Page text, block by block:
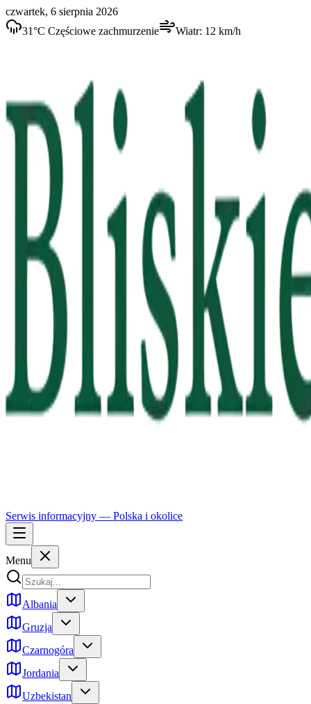
czwartek, 6 sierpnia 2026
31°C Częściowe zachmurzenie Wiatr: 12 km/h
Serwis informacyjny — Polska i okolice
Menu
Albania
Gruzja
Czarnogóra
Jordania
Uzbekistan